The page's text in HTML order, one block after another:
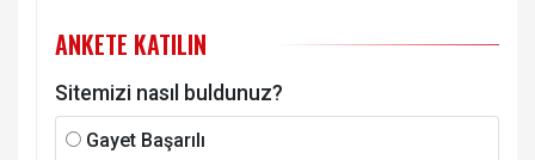
ANKETE KATILIN
Sitemizi nasıl buldunuz?
Gayet Başarılı